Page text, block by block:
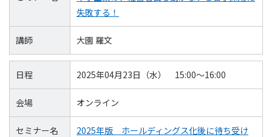
失敗する！
講師 大園 羅文
日程 2025年04月23日（水） 15:00～16:00
会場 オンライン
セミナー名
2025年版 ホールディングス化後に待ち受け